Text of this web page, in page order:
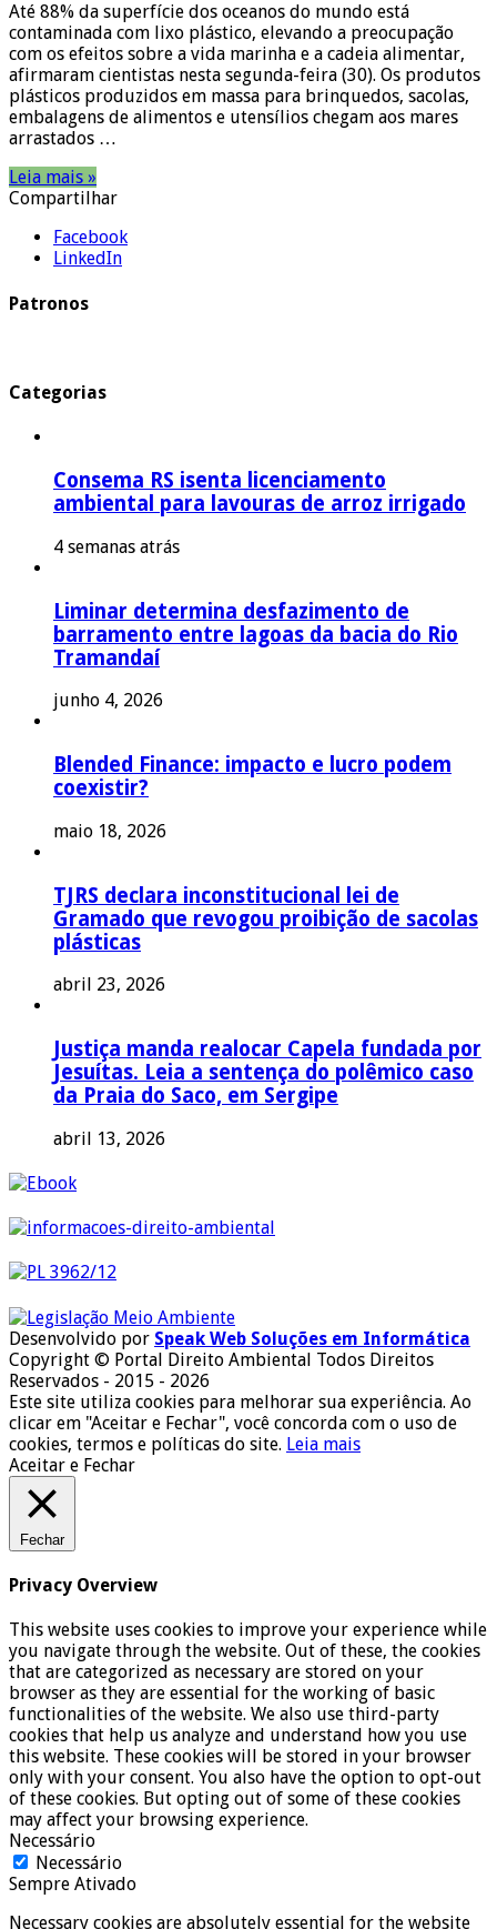
Até 88% da superfície dos oceanos do mundo está
contaminada com lixo plástico, elevando a preocupação
com os efeitos sobre a vida marinha e a cadeia alimentar,
afirmaram cientistas nesta segunda-feira (30). Os produtos
plásticos produzidos em massa para brinquedos, sacolas,
embalagens de alimentos e utensílios chegam aos mares
arrastados …
Leia mais »
Compartilhar
Facebook
LinkedIn
Patronos
Categorias
Consema RS isenta licenciamento
ambiental para lavouras de arroz irrigado
4 semanas atrás
Liminar determina desfazimento de
barramento entre lagoas da bacia do Rio
Tramandaí
junho 4, 2026
Blended Finance: impacto e lucro podem
coexistir?
maio 18, 2026
TJRS declara inconstitucional lei de
Gramado que revogou proibição de sacolas
plásticas
abril 23, 2026
Justiça manda realocar Capela fundada por
Jesuítas. Leia a sentença do polêmico caso
da Praia do Saco, em Sergipe
abril 13, 2026
Desenvolvido por Speak Web Soluções em Informática
Copyright © Portal Direito Ambiental Todos Direitos
Reservados - 2015 - 2026
Este site utiliza cookies para melhorar sua experiência. Ao
clicar em "Aceitar e Fechar", você concorda com o uso de
cookies, termos e políticas do site. Leia mais
Aceitar e Fechar
Fechar
Privacy Overview
This website uses cookies to improve your experience while
you navigate through the website. Out of these, the cookies
that are categorized as necessary are stored on your
browser as they are essential for the working of basic
functionalities of the website. We also use third-party
cookies that help us analyze and understand how you use
this website. These cookies will be stored in your browser
only with your consent. You also have the option to opt-out
of these cookies. But opting out of some of these cookies
may affect your browsing experience.
Necessário
Necessário
Sempre Ativado
Necessary cookies are absolutely essential for the website